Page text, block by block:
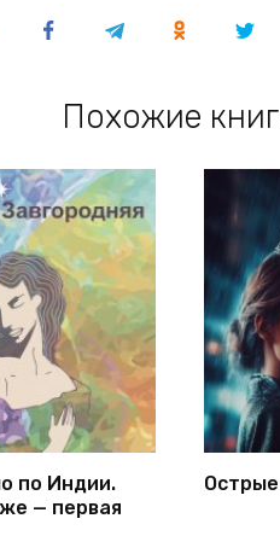
Похожие
по Индии.
— первая